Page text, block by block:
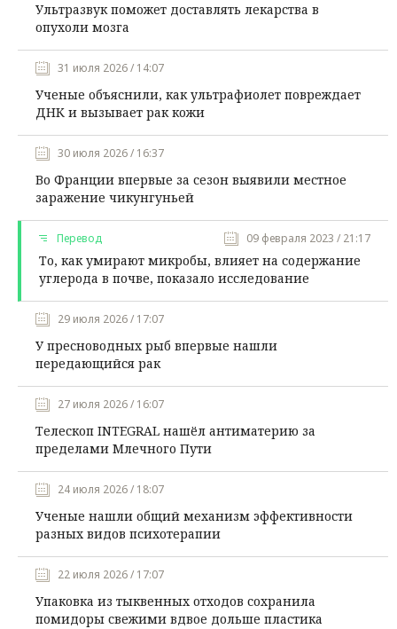
Ультразвук поможет доставлять лекарства в
опухоли мозга
31 июля 2026 / 14:07
Ученые объяснили, как ультрафиолет повреждает
ДНК и вызывает рак кожи
30 июля 2026 / 16:37
Во Франции впервые за сезон выявили местное
заражение чикунгуньей
Перевод 09 февраля 2023 / 21:17
То, как умирают микробы, влияет на содержание
углерода в почве, показало исследование
29 июля 2026 / 17:07
У пресноводных рыб впервые нашли
передающийся рак
27 июля 2026 / 16:07
Телескоп INTEGRAL нашёл антиматерию за
пределами Млечного Пути
24 июля 2026 / 18:07
Ученые нашли общий механизм эффективности
разных видов психотерапии
22 июля 2026 / 17:07
Упаковка из тыквенных отходов сохранила
помидоры свежими вдвое дольше пластика